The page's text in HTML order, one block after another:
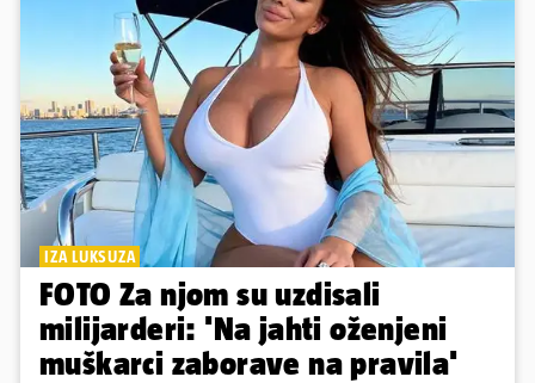
IZA LUKSUZA
FOTO Za njom su uzdisali
milijarderi: 'Na jahti oženjeni
muškarci zaborave na pravila'